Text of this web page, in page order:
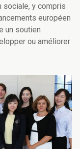
sociale, y compris
européen
un soutien
ou améliorer